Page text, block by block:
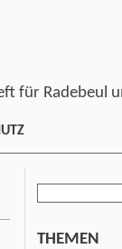
für Radebeul
THEMEN